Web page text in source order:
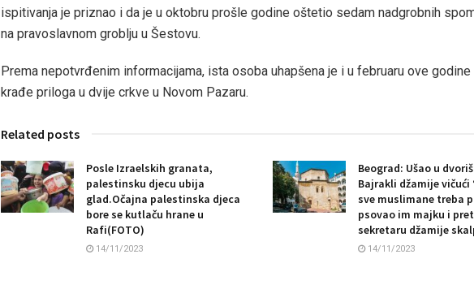
ispitivanja je priznao i da je u oktobru prošle godine oštetio sedam nadgrobnih
na pravoslavnom groblju u Šestovu.
Prema nepotvrđenim informacijama, ista osoba uhapšena je i u februaru ove
krađe priloga u dvije crkve u Novom Pazaru.
Related posts
Posle Izraelskih granata,
palestinsku djecu ubija
glad.Očajna palestinska djeca
bore se kutlaču hrane u
Rafi(FOTO)
14/11/2023
Beograd: Ušao u
Bajrakli džamije vičući
sve muslimane treba
psovao im majku i
sekretaru džamije
14/11/2023